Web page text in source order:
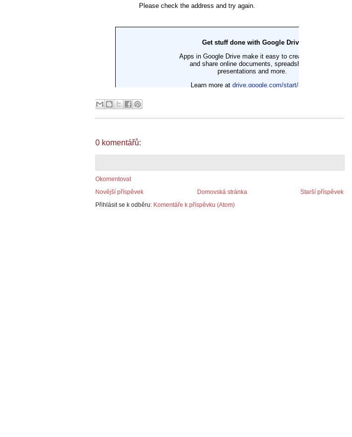
0 komentářů:
Okomentovat
Novější příspěvek
Starší příspěvek
Domovská stránka
Přihlásit se k odběru: Komentáře k příspěvku (Atom)